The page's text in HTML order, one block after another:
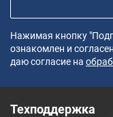
Нажимая кнопку
ознакомлен и
даю согласие на
Техподдержка